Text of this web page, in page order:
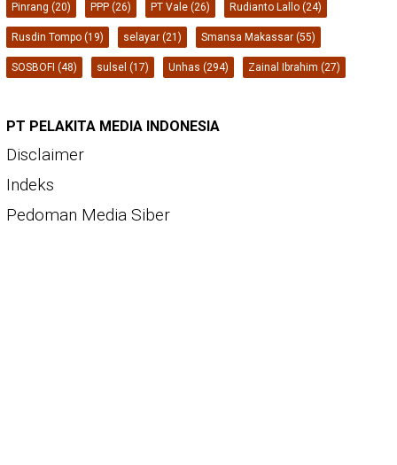
Pinrang (20) PPP (26) PT Vale (26) Rudianto Lallo (24)
Rusdin Tompo (19) selayar (21) Smansa Makassar (55)
SOSBOFI (48) sulsel (17) Unhas (294) Zainal Ibrahim (27)
PT PELAKITA MEDIA INDONESIA
Disclaimer
Indeks
Pedoman Media Siber